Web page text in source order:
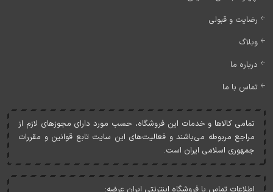
رضایت و قبولی
وبلاگ
درباره ما
تماس با ما
تمامی کالاها و خدمات اين فروشگاه، حسب مورد دارای مجوزهای لازم از
مراجع مربوطه می‌باشند و فعاليت‌های اين سايت تابع قوانين و مقررات
جمهوری اسلامی ايران است.
اطلاعات تماس با فروشگاه اینترنتی ایران عرضه: